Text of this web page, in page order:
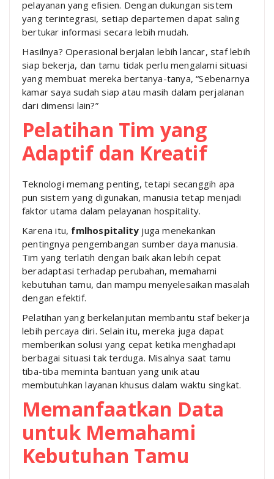
pelayanan yang efisien. Dengan dukungan sistem
yang terintegrasi, setiap departemen dapat saling
bertukar informasi secara lebih mudah.
Hasilnya? Operasional berjalan lebih lancar, staf lebih
siap bekerja, dan tamu tidak perlu mengalami situasi
yang membuat mereka bertanya-tanya, “Sebenarnya
kamar saya sudah siap atau masih dalam perjalanan
dari dimensi lain?”
Pelatihan Tim yang
Adaptif dan Kreatif
Teknologi memang penting, tetapi secanggih apa
pun sistem yang digunakan, manusia tetap menjadi
faktor utama dalam pelayanan hospitality.
Karena itu, fmlhospitality juga menekankan
pentingnya pengembangan sumber daya manusia.
Tim yang terlatih dengan baik akan lebih cepat
beradaptasi terhadap perubahan, memahami
kebutuhan tamu, dan mampu menyelesaikan masalah
dengan efektif.
Pelatihan yang berkelanjutan membantu staf bekerja
lebih percaya diri. Selain itu, mereka juga dapat
memberikan solusi yang cepat ketika menghadapi
berbagai situasi tak terduga. Misalnya saat tamu
tiba-tiba meminta bantuan yang unik atau
membutuhkan layanan khusus dalam waktu singkat.
Memanfaatkan Data
untuk Memahami
Kebutuhan Tamu